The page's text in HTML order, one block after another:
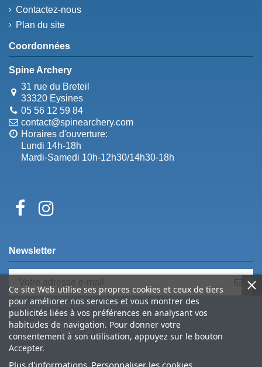
Contactez-nous
Plan du site
Coordonnées
Spine Archery
31 rue du Breteil
33320 Eysines
05 56 12 59 84
contact@spinearchery.com
Horaires d'ouverture:
Lundi 14h-18h
Mardi-Samedi 10h-12h30/14h30-18h
Ce site Web utilise ses propres cookies et ceux de tiers
pour améliorer nos services et vous montrer des
publicités liées à vos préférences en analysant vos
habitudes de navigation. Pour donner votre
consentement à son utilisation, appuyez sur le bouton
Accepter.
Plus d'informations Personnaliser les cookies
Newsletter
Vous pouvez vous désinscrire à tout
moment. Vous trouverez pour cela nos
informations de contact dans les
conditions d'utilisation du site.